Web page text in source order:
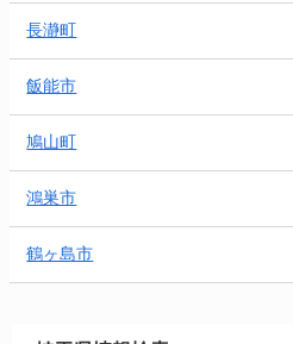
長瀞町
飯能市
鳩山町
鴻巣市
鶴ヶ島市